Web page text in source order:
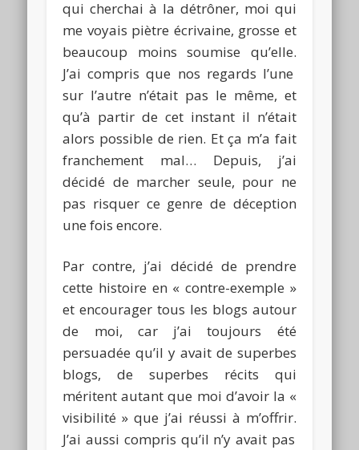
qui cherchai à la détrôner, moi qui
me voyais piètre écrivaine, grosse et
beaucoup moins soumise qu’elle.
J’ai compris que nos regards l’une
sur l’autre n’était pas le même, et
qu’à partir de cet instant il n’était
alors possible de rien. Et ça m’a fait
franchement mal… Depuis, j’ai
décidé de marcher seule, pour ne
pas risquer ce genre de déception
une fois encore.
Par contre, j’ai décidé de prendre
cette histoire en « contre-exemple »
et encourager tous les blogs autour
de moi, car j’ai toujours été
persuadée qu’il y avait de superbes
blogs, de superbes récits qui
méritent autant que moi d’avoir la «
visibilité » que j’ai réussi à m’offrir.
J’ai aussi compris qu’il n’y avait pas